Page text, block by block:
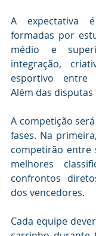
A expectativa
formadas por
médio e
integração,
esportivo entre
Além das disputas
A competição
fases. Na
competirão entre
melhores
confrontos
dos vencedores.
Cada equipe